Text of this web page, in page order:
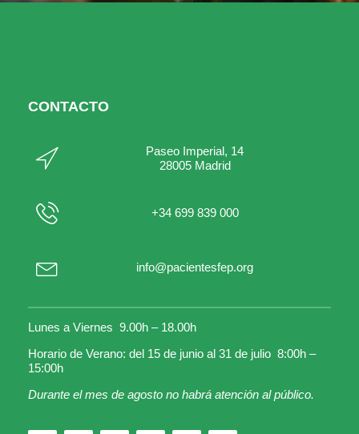
CONTACTO
Paseo Imperial, 14
28005 Madrid
+34 699 839 000
info@pacientesfep.org
Lunes a Viernes 9.00h – 18.00h
Horario de Verano: del 15 de junio al 31 de julio 8:00h –
15:00h
Durante el mes de agosto no habrá atención al público.